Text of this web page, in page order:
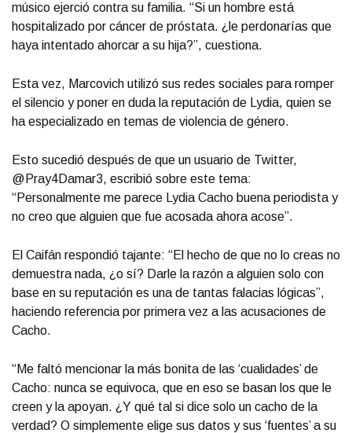
músico ejerció contra su familia. “Si un hombre está
hospitalizado por cáncer de próstata. ¿le perdonarías que
haya intentado ahorcar a su hija?”, cuestiona.
Esta vez, Marcovich utilizó sus redes sociales para romper
el silencio y poner en duda la reputación de Lydia, quien se
ha especializado en temas de violencia de género.
Esto sucedió después de que un usuario de Twitter,
@Pray4Damar3, escribió sobre este tema:
“Personalmente me parece Lydia Cacho buena periodista y
no creo que alguien que fue acosada ahora acose”.
El Caifán respondió tajante: “El hecho de que no lo creas no
demuestra nada, ¿o sí? Darle la razón a alguien solo con
base en su reputación es una de tantas falacias lógicas”,
haciendo referencia por primera vez a las acusaciones de
Cacho.
“Me faltó mencionar la más bonita de las ‘cualidades’ de
Cacho: nunca se equivoca, que en eso se basan los que le
creen y la apoyan. ¿Y qué tal si dice solo un cacho de la
verdad? O simplemente elige sus datos y sus ‘fuentes’ a su